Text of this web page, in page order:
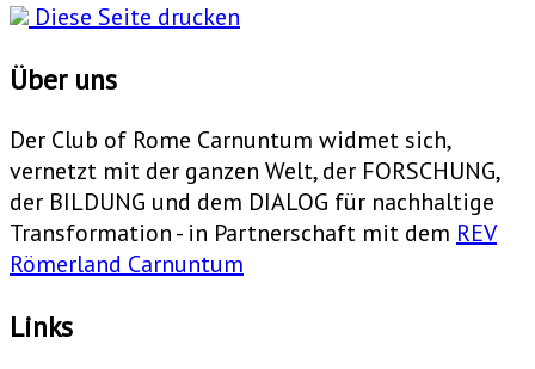
Diese Seite drucken
Über uns
Der Club of Rome Carnuntum widmet sich,
vernetzt mit der ganzen Welt, der FORSCHUNG,
der BILDUNG und dem DIALOG für nachhaltige
Transformation - in Partnerschaft mit dem REV
Römerland Carnuntum
Links